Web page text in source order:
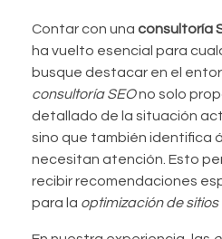
Contar con una consultoría
ha vuelto esencial para
busque destacar en el
consultoría SEOno solo
detallado de la situación
sino que también identifica
necesitan atención. Esto
recibir recomendaciones
para la optimización de sitios